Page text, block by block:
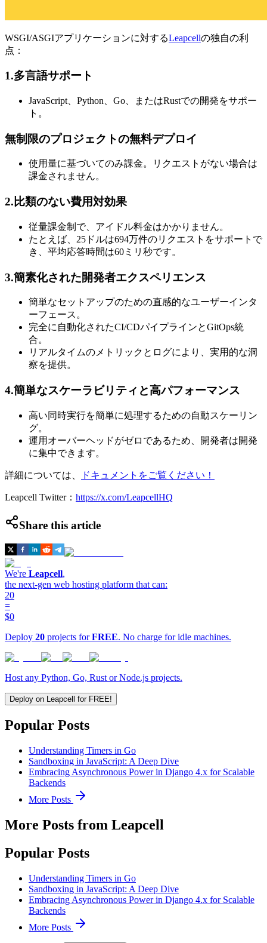
WSGI/ASGIアプリケーションに対するLeapcellの独自の利
点：
1.多言語サポート
JavaScript、Python、Go、またはRustでの開発をサポー
ト。
無制限のプロジェクトの無料デプロイ
使用量に基づいてのみ課金。リクエストがない場合は
課金されません。
2.比類のない費用対効果
従量課金制で、アイドル料金はかかりません。
たとえば、25ドルは694万件のリクエストをサポートで
き、平均応答時間は60ミリ秒です。
3.簡素化された開発者エクスペリエンス
簡単なセットアップのための直感的なユーザーインタ
ーフェース。
完全に自動化されたCI/CDパイプラインとGitOps統
合。
リアルタイムのメトリックとログにより、実用的な洞
察を提供。
4.簡単なスケーラビリティと高パフォーマンス
高い同時実行を簡単に処理するための自動スケーリン
グ。
運用オーバーヘッドがゼロであるため、開発者は開発
に集中できます。
詳細については、 ドキュメントをご覧ください！
Leapcell Twitter： https://x.com/LeapcellHQ
Share this article
We're Leapcell,
the next-gen web hosting platform that can:
20
=
$0
Deploy 20 projects forFREE. No charge for idle machines.
Host any Python, Go, Rust or Node.js projects.
Deploy on Leapcell for FREE!
Popular Posts
Understanding Timers in Go
Sandboxing in JavaScript: A Deep Dive
Embracing Asynchronous Power in Django 4.x for Scalable
Backends
More Posts
More Posts from Leapcell
Popular Posts
Understanding Timers in Go
Sandboxing in JavaScript: A Deep Dive
Embracing Asynchronous Power in Django 4.x for Scalable
Backends
More Posts